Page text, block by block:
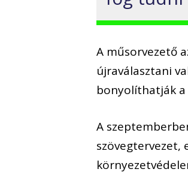
A műsorvezető
újraválasztani
bonyolíthatják
A
szövegtervezet,